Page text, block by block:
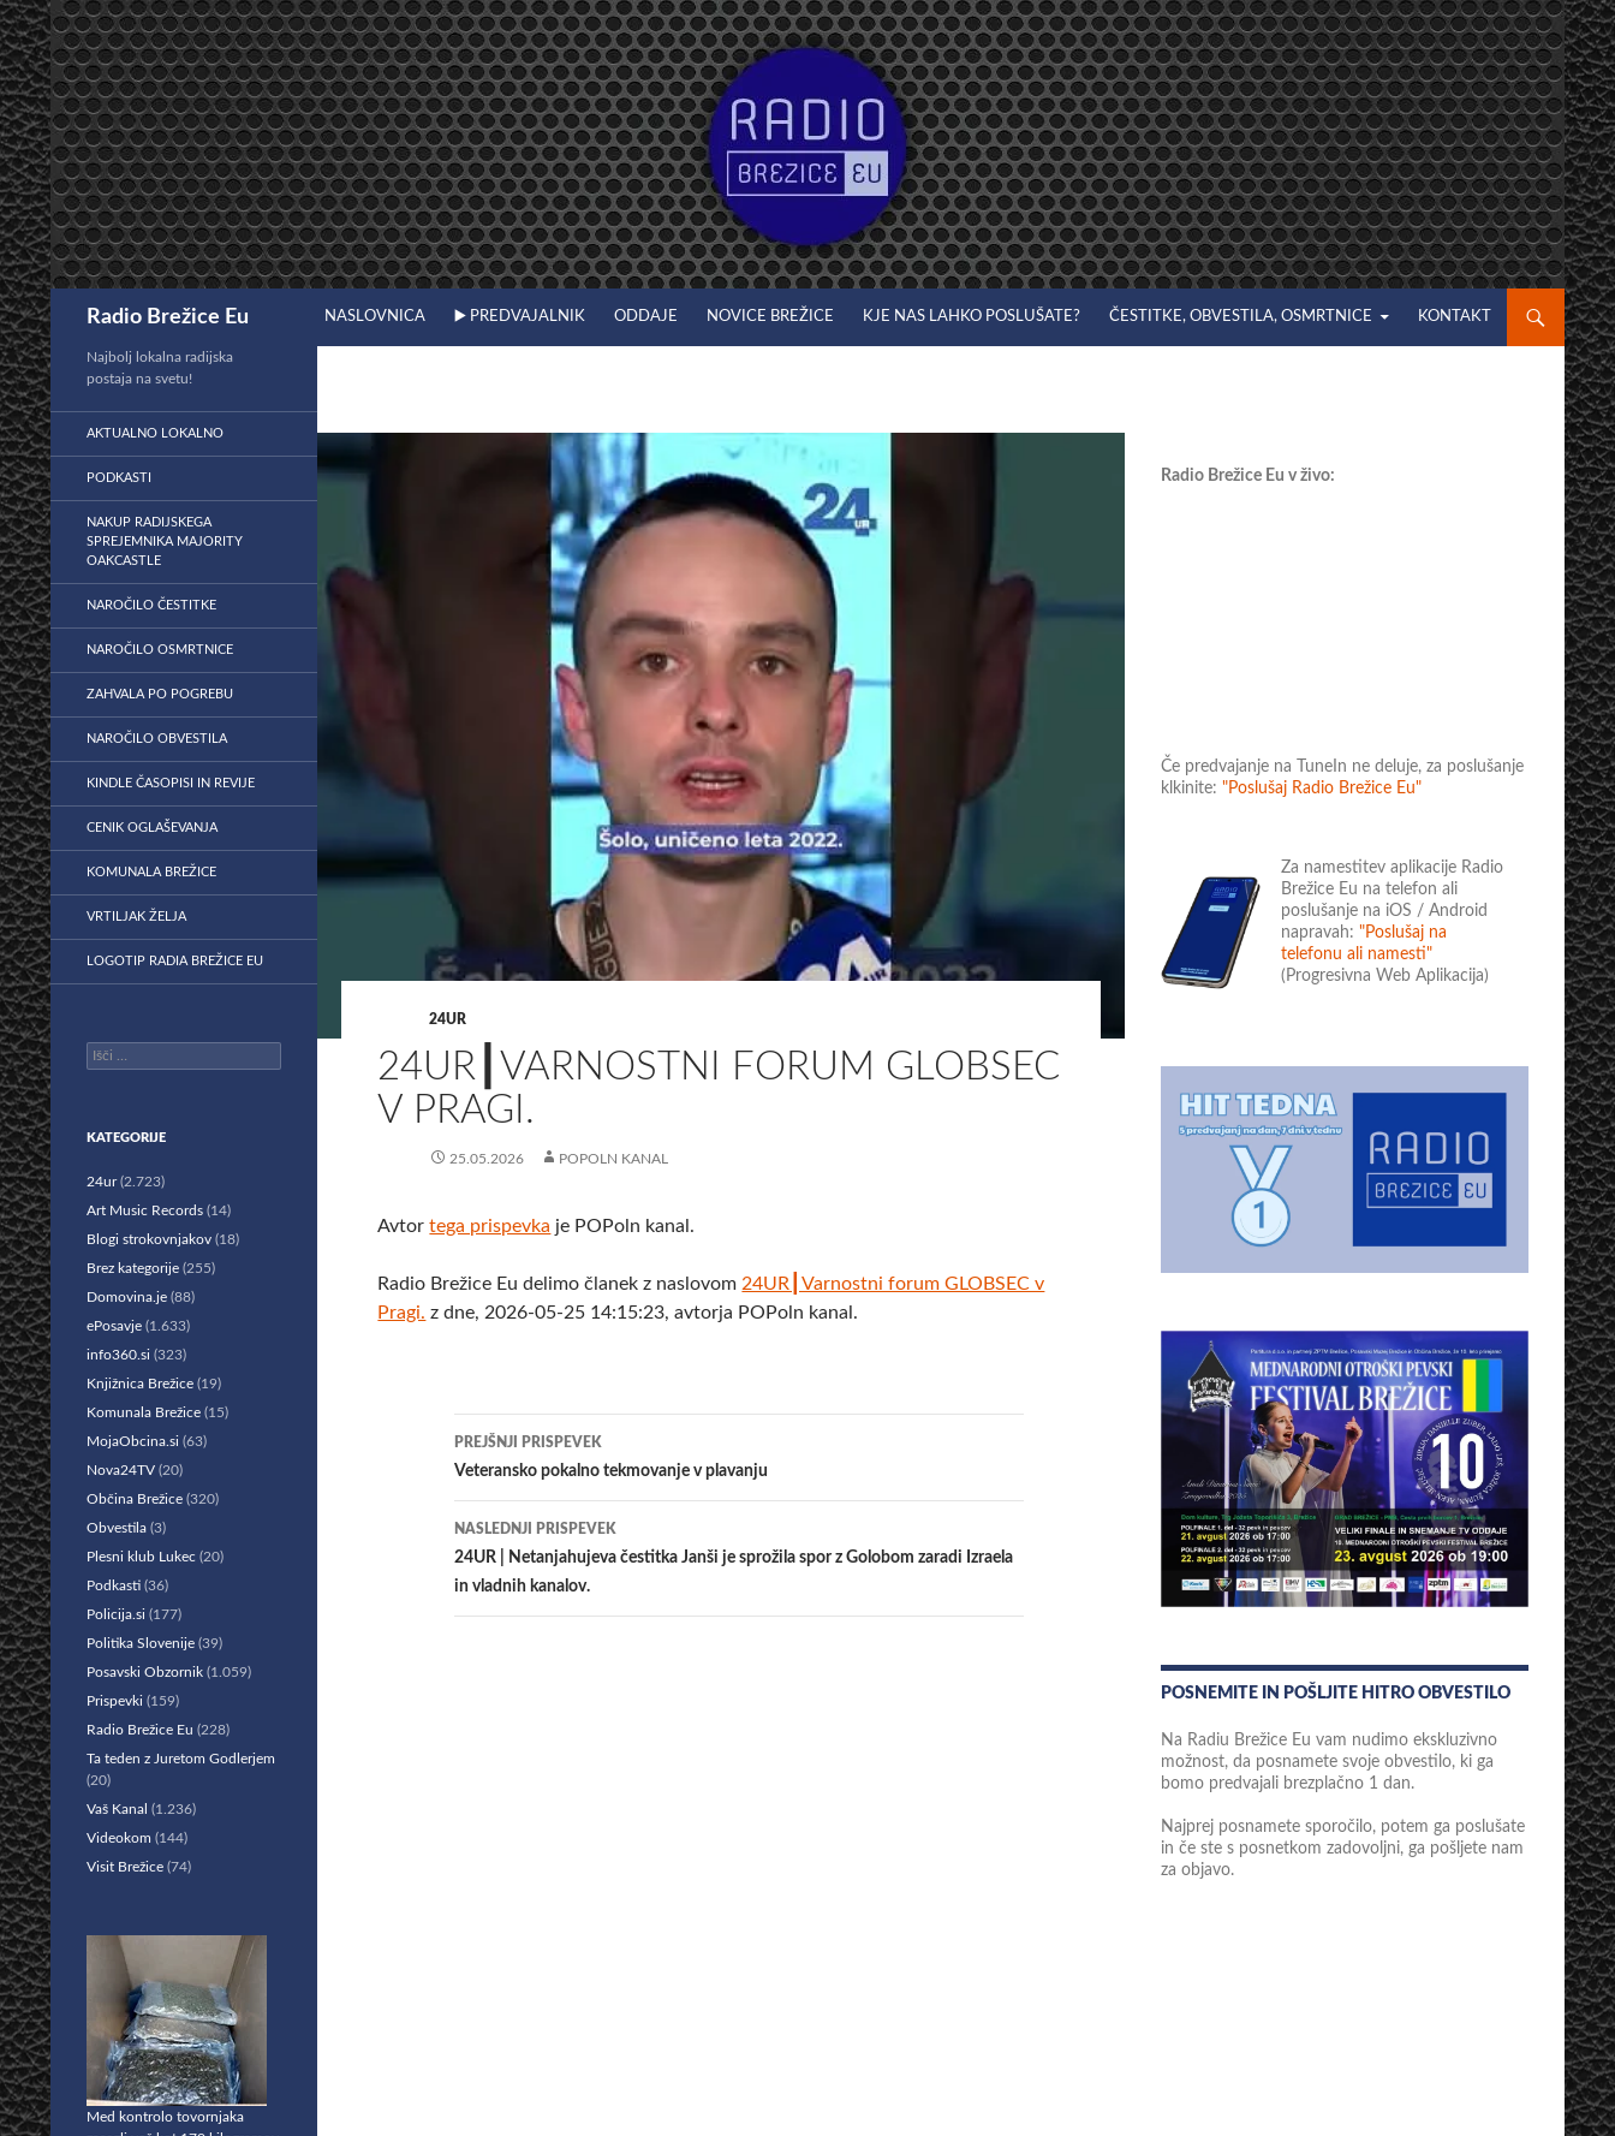
Preskoči
na
vsebino
Radio Brežice Eu NASLOVNICA ▶️ PREDVAJALNIK ODDAJE NOVICE BREŽICE KJE NAS LAHKO POSLUŠATE? ČESTITKE, OBVESTILA, OSMRTNICE KONTAKT
24UR
24UR┃VARNOSTNI FORUM GLOBSEC
V PRAGI.
25.05.2026 POPOLN KANAL
Avtortega prispevka je POPoln kanal.
Radio Brežice Eu delimo članek z naslovom 24UR┃Varnostni forum GLOBSEC v
Pragi. z dne, 2026-05-25 14:15:23, avtorja POPoln kanal.
Krmarjenje
po
prispevkih
PREJŠNJI PRISPEVEK
​Veteransko pokalno tekmovanje v plavanju
NASLEDNJI PRISPEVEK
24UR | Netanjahujeva čestitka Janši je sprožila spor z Golobom zaradi Izraela
in vladnih kanalov.
Radio Brežice Eu v živo:
Če predvajanje na TuneIn ne deluje, za poslušanje
klkinite: "Poslušaj Radio Brežice Eu"
Za namestitev aplikacije Radio
Brežice Eu na telefon ali
poslušanje na iOS / Android
napravah: "Poslušaj na
telefonu ali namesti"
(Progresivna Web Aplikacija)
POSNEMITE IN POŠLJITE HITRO OBVESTILO
Na Radiu Brežice Eu vam nudimo ekskluzivno
možnost, da posnamete svoje obvestilo, ki ga
bomo predvajali brezplačno 1 dan.
Najprej posnamete sporočilo, potem ga poslušate
in če ste s posnetkom zadovoljni, ga pošljete nam
za objavo.
Najbolj lokalna radijska
postaja na svetu!
AKTUALNO LOKALNO
PODKASTI
NAKUP RADIJSKEGA
SPREJEMNIKA MAJORITY
OAKCASTLE
NAROČILO ČESTITKE
NAROČILO OSMRTNICE
ZAHVALA PO POGREBU
NAROČILO OBVESTILA
KINDLE ČASOPISI IN REVIJE
CENIK OGLAŠEVANJA
KOMUNALA BREŽICE
VRTILJAK ŽELJA
LOGOTIP RADIA BREŽICE EU
Išči:
KATEGORIJE
24ur(2.723)
Art Music Records (14)
Blogi strokovnjakov (18)
Brez kategorije (255)
Domovina.je (88)
ePosavje (1.633)
info360.si (323)
Knjižnica Brežice (19)
Komunala Brežice (15)
MojaObcina.si (63)
Nova24TV (20)
Občina Brežice (320)
Obvestila (3)
Plesni klub Lukec (20)
Podkasti (36)
Policija.si (177)
Politika Slovenije (39)
Posavski Obzornik (1.059)
Prispevki (159)
Radio Brežice Eu (228)
Ta teden z Juretom Godlerjem
(20)
Vaš Kanal (1.236)
Videokom (144)
Visit Brežice (74)
Med kontrolo tovornjaka